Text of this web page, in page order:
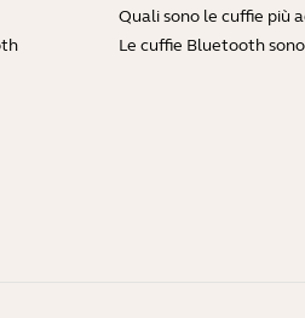
Quali sono le cuffie più
Le cuffie Bluetooth sono